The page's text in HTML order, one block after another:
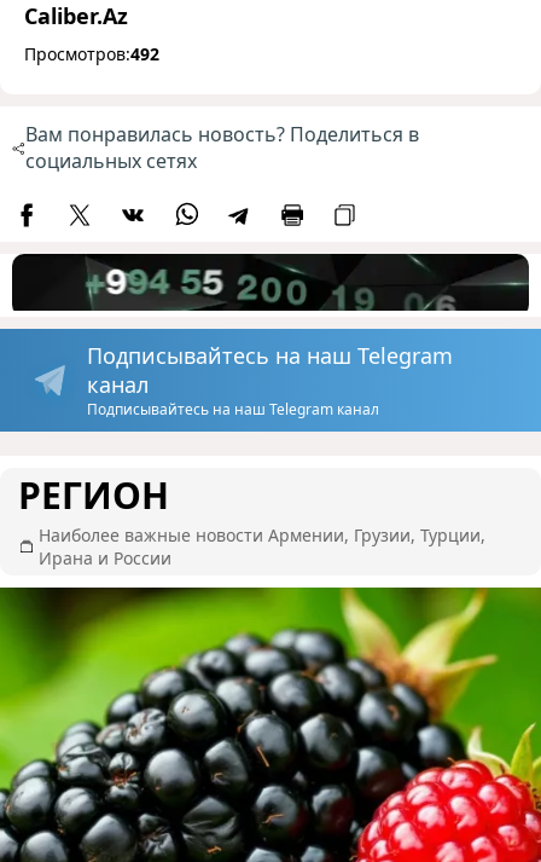
Caliber.Az
Просмотров:492
Вам понравилась новость? Поделиться в
социальных сетях
Подписывайтесь на наш Telegram
канал
Подписывайтесь на наш Telegram канал
РЕГИОН
Наиболее важные новости Армении, Грузии, Турции,
Ирана и России